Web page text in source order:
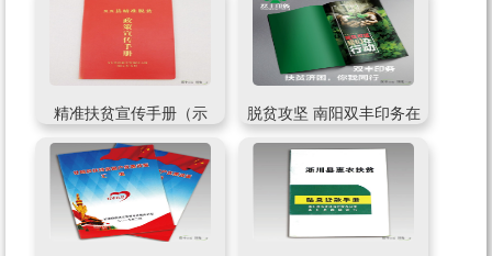
精准扶贫宣传手册（示
例）
脱贫攻坚 南阳双丰印务在
行动